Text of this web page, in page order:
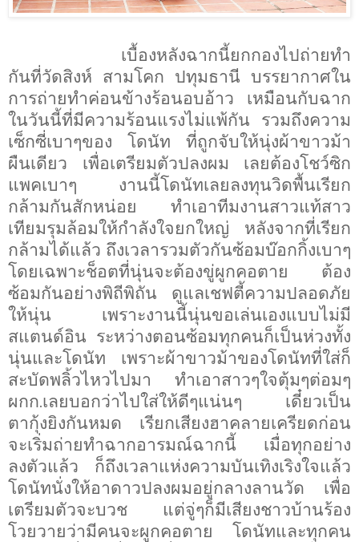
เบื้องหลังฉากนี้ยกกองไปถ่ายทำ
กันที่วัดสิงห์ สามโคก ปทุมธานี บรรยากาศใน
การถ่ายทำค่อนข้างร้อนอบอ้าว เหมือนกับฉาก
ในวันนี้ที่มีความร้อนแรงไม่แพ้กัน รวมถึงความ
เซ็กซี่เบาๆของ โดนัท ที่ถูกจับให้นุ่งผ้าขาวม้า
ผืนเดียว เพื่อเตรียมตัวปลงผม เลยต้องโชว์ซิก
แพคเบาๆ งานนี้โดนัทเลยลงทุนวิดพื้นเรียก
กล้ามกันสักหน่อย ทำเอาทีมงานสาวแท้สาว
เทียมรุมล้อมให้กำลังใจยกใหญ่ หลังจากที่เรียก
กล้ามได้แล้ว ถึงเวลารวมตัวกันซ้อมบ๊อกกิ้งเบาๆ
โดยเฉพาะช็อตที่นุ่นจะต้องขู่ผูกคอตาย ต้อง
ซ้อมกันอย่างพิถีพิถัน ดูแลเชฟตี้ความปลอดภัย
ให้นุ่น เพราะงานนี้นุ่นขอเล่นเองแบบไม่มี
สแตนด์อิน ระหว่างตอนซ้อมทุกคนก็เป็นห่วงทั้ง
นุ่นและโดนัท เพราะผ้าขาวม้าของโดนัทที่ใส่ก็
สะบัดพลิ้วไหวไปมา ทำเอาสาวๆใจตุ้มๆต่อมๆ
ผกก.เลยบอกว่าไปใส่ให้ดีๆแน่นๆ เดี๋ยวเป็น
ตากุ้งยิงกันหมด เรียกเสียงฮาคลายเครียดก่อน
จะเริ่มถ่ายทำฉากอารมณ์ฉากนี้ เมื่อทุกอย่าง
ลงตัวแล้ว ก็ถึงเวลาแห่งความบันเทิงเริงใจแล้ว
โดนัทนั่งให้อาดาวปลงผมอยู่กลางลานวัด เพื่อ
เตรียมตัวจะบวช แต่จู่ๆก็มีเสียงชาวบ้านร้อง
โวยวายว่ามีคนจะผูกคอตาย โดนัทและทุกคน